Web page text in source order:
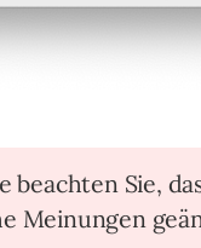
beachten Sie,
Meinungen